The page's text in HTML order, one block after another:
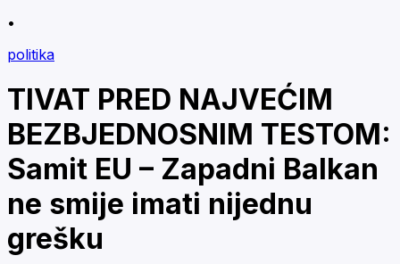
•
politika
TIVAT PRED NAJVEĆIM
BEZBJEDNOSNIM TESTOM:
Samit EU – Zapadni Balkan
ne smije imati nijednu
grešku